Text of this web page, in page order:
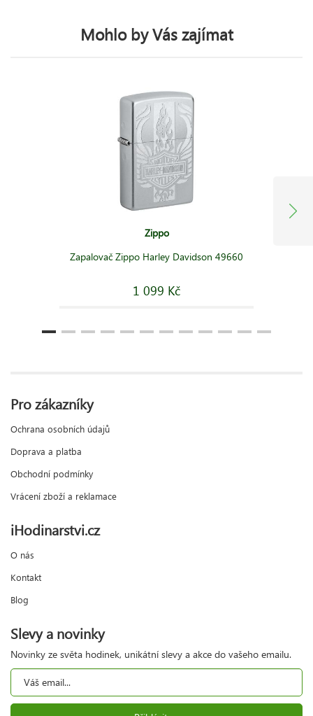
Mohlo by Vás zajímat
Zippo
Zapalovač Zippo Harley Davidson 49660
1 099 Kč
Pro zákazníky
Ochrana osobních údajů
Doprava a platba
Obchodní podmínky
Vrácení zboží a reklamace
iHodinarstvi.cz
O nás
Kontakt
Blog
Slevy a novinky
Novinky ze světa hodinek, unikátní slevy a akce do vašeho emailu.